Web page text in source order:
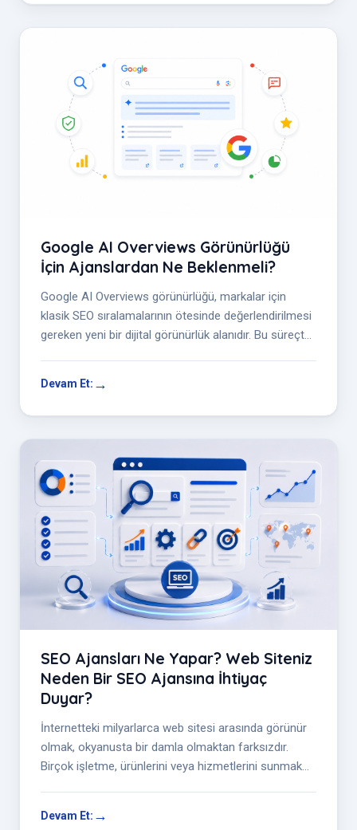
Google AI Overviews Görünürlüğü
İçin Ajanslardan Ne Beklenmeli?
Google AI Overviews görünürlüğü, markalar için
klasik SEO sıralamalarının ötesinde değerlendirilmesi
gereken yeni bir dijital görünürlük alanıdır. Bu süreçte
Devam Et:
SEO Ajansları Ne Yapar? Web Siteniz
Neden Bir SEO Ajansına İhtiyaç
Duyar?
İnternetteki milyarlarca web sitesi arasında görünür
olmak, okyanusta bir damla olmaktan farksızdır.
Birçok işletme, ürünlerini veya hizmetlerini sunmak
Devam Et: